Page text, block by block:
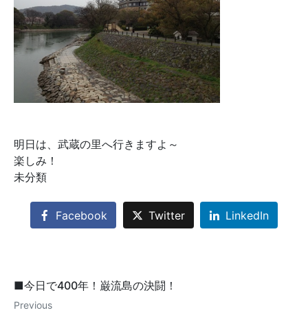
明日は、武蔵の里へ行きますよ～
楽しみ！
未分類
Facebook Twitter LinkedIn
■今日で400年！巌流島の決闘！
Previous